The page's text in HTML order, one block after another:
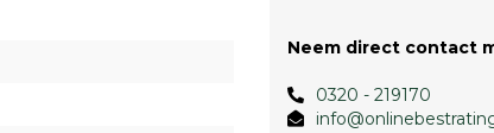
Neem direct contact
0320 - 219170